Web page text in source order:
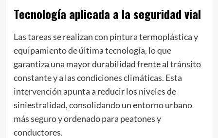
Tecnología aplicada a la seguridad vial
Las tareas se realizan con pintura termoplástica y
equipamiento de última tecnología, lo que
garantiza una mayor durabilidad frente al tránsito
constante y a las condiciones climáticas. Esta
intervención apunta a reducir los niveles de
siniestralidad, consolidando un entorno urbano
más seguro y ordenado para peatones y
conductores.